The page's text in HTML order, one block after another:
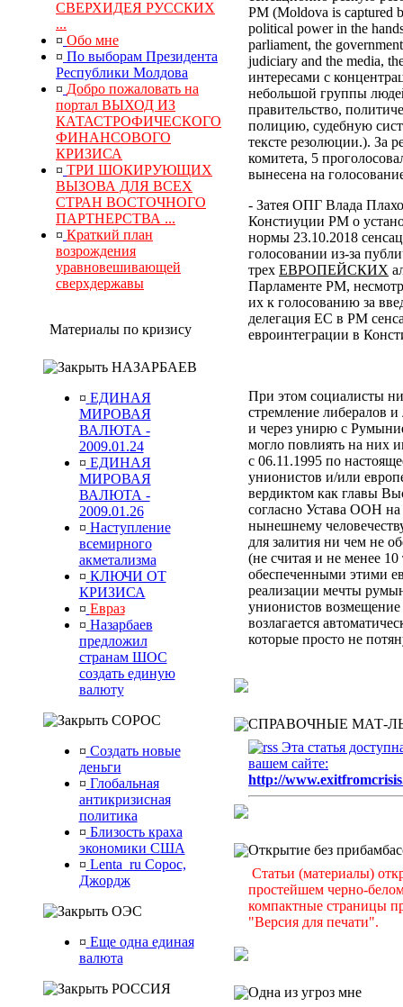
СВЕРХИДЕЯ РУССКИХ
...
¤ Обо мне
¤ По выборам Президента
Республики Молдова
¤ Добро пожаловать на
портал ВЫХОД ИЗ
КАТАСТРОФИЧЕСКОГО
ФИНАНСОВОГО
КРИЗИСА
¤ ТРИ ШОКИРУЮЩИХ
ВЫЗОВА ДЛЯ ВСЕХ
СТРАН ВОСТОЧНОГО
ПАРТНЕРСТВА ...
¤ Краткий план
возрождения
уравновешивающей
сверхдержавы
Материалы по кризису
НАЗАРБАЕВ
¤ ЕДИНАЯ
МИРОВАЯ
ВАЛЮТА -
2009.01.24
¤ ЕДИНАЯ
МИРОВАЯ
ВАЛЮТА -
2009.01.26
¤ Наступление
всемирного
акметализма
¤ КЛЮЧИ ОТ
КРИЗИСА
¤ Евраз
¤ Назарбаев
предложил
странам ШОС
создать единую
валюту
СОРОС
¤ Создать новые
деньги
¤ Глобальная
антикризисная
политика
¤ Близость краха
экономики США
¤ Lenta_ru Сорос,
Джордж
ОЭС
¤ Еще одна единая
валюта
РОССИЯ
РМ (Moldova is captured
political power in the
parliament, the
judiciary and the media,
интересами с
небольшой группы
правительство,
полицию, судебную
тексте резолюции.). За
комитета, 5
вынесена на
- Затея ОПГ Влада
Констиуции РМ о
нормы 23.10.2018
голосовании из-за
трех ЕВРОПЕЙСКИХ
Парламенте РМ,
их к голосованию за
делегация ЕС в РМ
евроинтеграции в
При этом социалисты
стремление либералов
и через унирю с
могло повлиять на них
с 06.11.1995 по
унионистов и/или
вердиктом как главы
согласно Устава ООН
нынешнему
для залития ни чем не
(не считая и не менее
обеспеченными этими
реализации мечты
унионистов возмещение
возлагается
которые просто не
СПРАВОЧНЫЕ МАТ-
Эта статья
вашем сайте:
http://
Открытие без
Статьи (материалы)
простейшем черно-
компактные страницы
"Версия для печати".
Одна из угроз мне